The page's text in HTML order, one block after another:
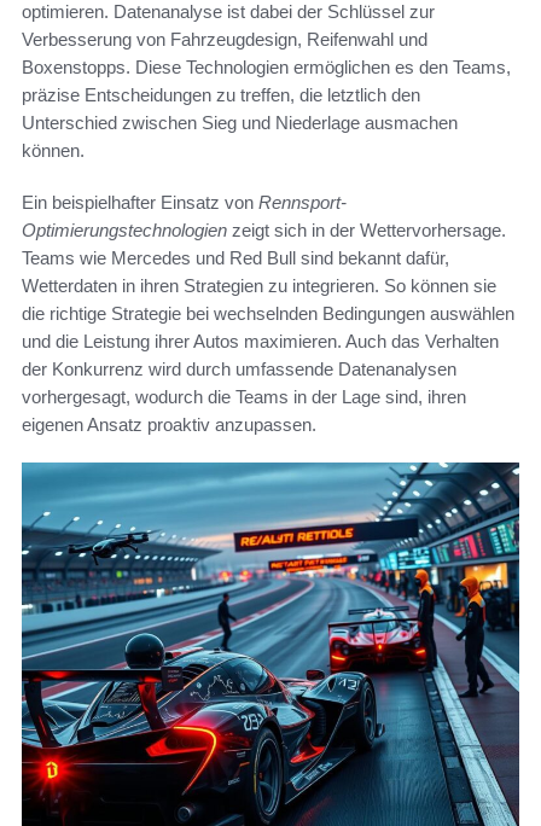
optimieren. Datenanalyse ist dabei der Schlüssel zur
Verbesserung von Fahrzeugdesign, Reifenwahl und
Boxenstopps. Diese Technologien ermöglichen es den Teams,
präzise Entscheidungen zu treffen, die letztlich den
Unterschied zwischen Sieg und Niederlage ausmachen
können.
Ein beispielhafter Einsatz von Rennsport-
Optimierungstechnologien zeigt sich in der Wettervorhersage.
Teams wie Mercedes und Red Bull sind bekannt dafür,
Wetterdaten in ihren Strategien zu integrieren. So können sie
die richtige Strategie bei wechselnden Bedingungen auswählen
und die Leistung ihrer Autos maximieren. Auch das Verhalten
der Konkurrenz wird durch umfassende Datenanalysen
vorhergesagt, wodurch die Teams in der Lage sind, ihren
eigenen Ansatz proaktiv anzupassen.